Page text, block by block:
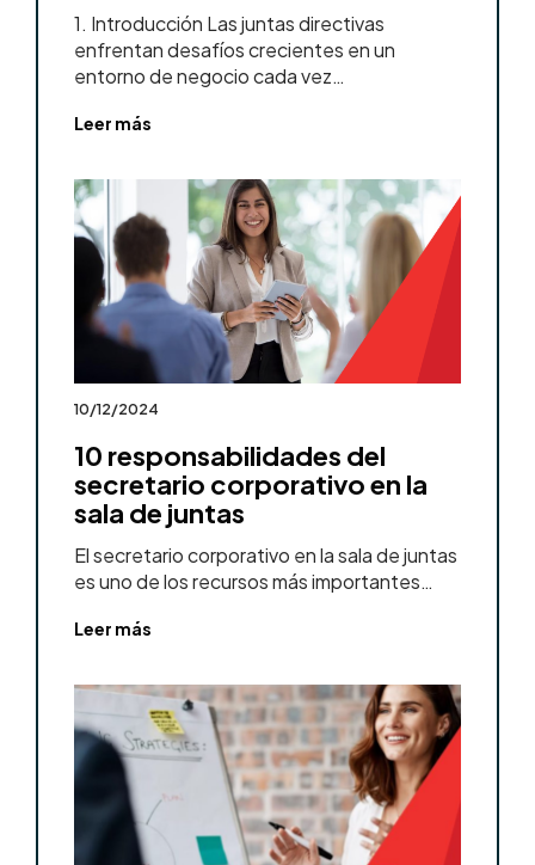
1. Introducción Las juntas directivas
enfrentan desafíos crecientes en un
entorno de negocio cada vez…
Leer más
10/12/2024
10 responsabilidades del
secretario corporativo en la
sala de juntas
El secretario corporativo en la sala de juntas
es uno de los recursos más importantes…
Leer más